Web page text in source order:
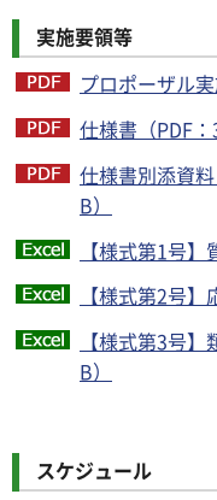
実施要領等
プロポーザル
仕様書（PDF：
仕様書別添資
B）
【様式第1号】
【様式第2号
【様式第3号
B）
スケジュール